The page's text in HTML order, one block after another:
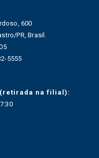
600
PR, Brasil.
5555
na filial):